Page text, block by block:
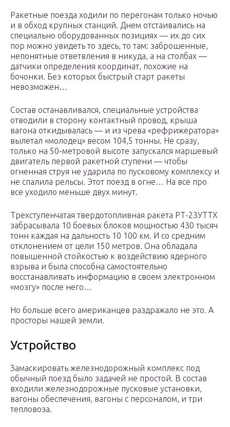
Ракетные поезда ходили по перегонам только ночью
и в обход крупных станций. Днем отстаивались на
специально оборудованных позициях — их до сих
пор можно увидеть то здесь, то там: заброшенные,
непонятные ответвления в никуда, а на столбах —
датчики определения координат, похожие на
бочонки. Без которых быстрый старт ракеты
невозможен…
Состав останавливался, специальные устройства
отводили в сторону контактный провод, крыша
вагона откидывалась — и из чрева «рефрижератора»
вылетал «молодец» весом 104,5 тонны. Не сразу,
только на 50-метровой высоте запускался маршевый
двигатель первой ракетной ступени — чтобы
огненная струя не ударила по пусковому комплексу и
не спалила рельсы. Этот поезд в огне… На все про
все уходило меньше двух минут.
Трехступенчатая твердотопливная ракета РТ-23УТТХ
забрасывала 10 боевых блоков мощностью 430 тысяч
тонн каждая на дальность 10 100 км. И со средним
отклонением от цели 150 метров. Она обладала
повышенной стойкостью к воздействию ядерного
взрыва и была способна самостоятельно
восстанавливать информацию в своем электронном
«мозгу» после него…
Но больше всего американцев раздражало не это. А
просторы нашей земли.
Устройство
Замаскировать железнодорожный комплекс под
обычный поезд было задачей не простой. В состав
входили железнодорожные пусковые установки,
вагоны обеспечения, вагоны с персоналом, и три
тепловоза.